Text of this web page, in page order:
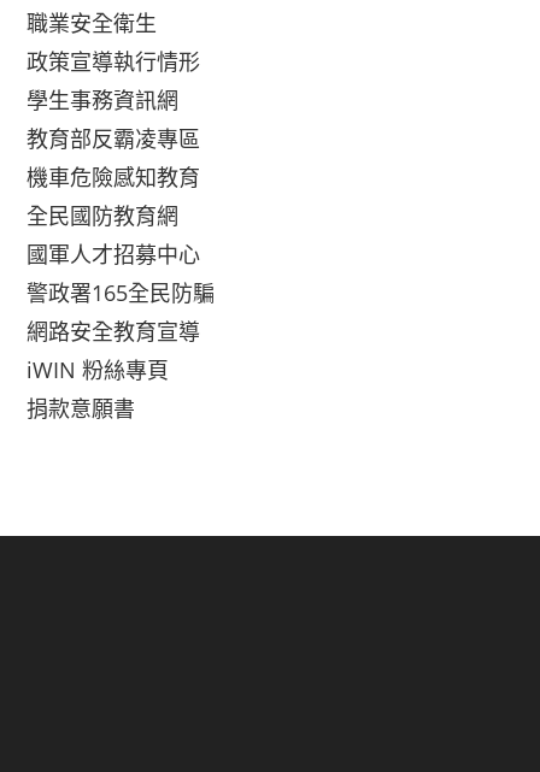
職業安全衛生
政策宣導執行情形
學生事務資訊網
教育部反霸凌專區
機車危險感知教育
全民國防教育網
國軍人才招募中心
警政署165全民防騙
網路安全教育宣導
iWIN 粉絲專頁
捐款意願書